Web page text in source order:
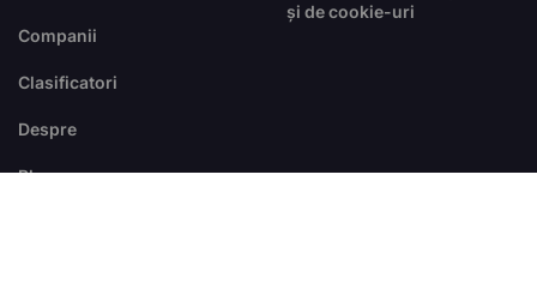
Companii
Clasificatori
Despre
Blog
și de cookie-uri